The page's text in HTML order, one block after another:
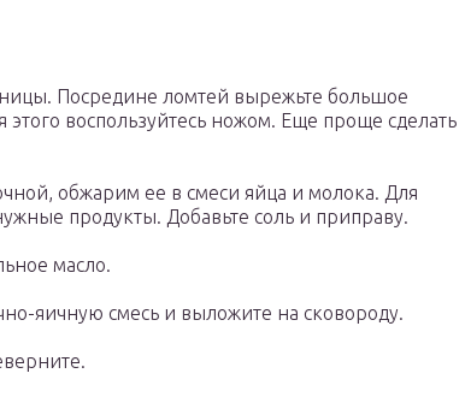
Посредине ломтей вырежьте большое
этого воспользуйтесь ножом. Еще проще сделать
обжарим ее в смеси яйца и молока. Для
продукты. Добавьте соль и приправу.
масло.
яичную смесь и выложите на сковороду.